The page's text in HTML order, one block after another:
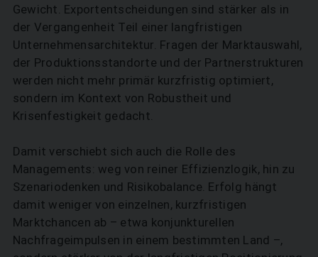
Gewicht. Exportentscheidungen sind stärker als in
der Vergangenheit Teil einer langfristigen
Unternehmensarchitektur. Fragen der Marktauswahl,
der Produktionsstandorte und der Partnerstrukturen
werden nicht mehr primär kurzfristig optimiert,
sondern im Kontext von Robustheit und
Krisenfestigkeit gedacht.
Damit verschiebt sich auch die Rolle des
Managements: weg von reiner Effizienzlogik, hin zu
Szenariodenken und Risikobalance. Erfolg hängt
damit weniger von einzelnen, kurzfristigen
Marktchancen ab – etwa konjunkturellen
Nachfrageimpulsen in einem bestimmten Land –,